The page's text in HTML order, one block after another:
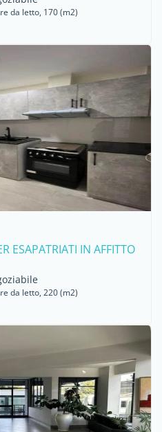
da letto, 170 (m2)
ESAPATRIATI IN AFFITTO
da letto, 220 (m2)